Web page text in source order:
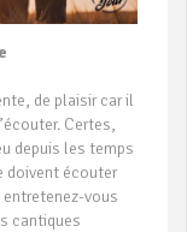
de plaisir car il
Certes,
depuis les temps
doivent écouter
vous
cantiques